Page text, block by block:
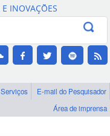
Canais
INOVAÇÕES
Serviços
E-mail do Pesquisador
Área de imprensa